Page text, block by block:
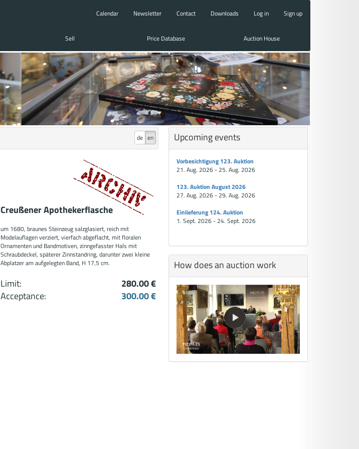
Calendar Newsletter Contact Downloads Log in Sign up
Sell Price Database Auction House
de en
Creußener Apothekerflasche
um 1680, braunes Steinzeug salzglasiert, reich mit
Modelauflagen verziert, vierfach abgeflacht, mit floralen
Ornamenten und Bandmotiven, zinngefasster Hals mit
Schraubdeckel, späterer Zinnstandring, darunter zwei kleine
Abplatzer am aufgelegten Band, H 17,5 cm.
Limit:
280.00 €
Acceptance:
300.00 €
Upcoming events
Vorbesichtigung 123. Auktion
21. Aug. 2026 - 25. Aug. 2026
123. Auktion August 2026
27. Aug. 2026 - 29. Aug. 2026
Einlieferung 124. Auktion
1. Sept. 2026 - 24. Sept. 2026
How does an auction work